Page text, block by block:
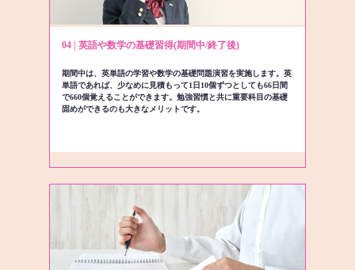
04 | 英語や数学の基礎習得(期間中/終了後)
期間中は、英単語の学習や数学の基礎問題演習を実施します。英
単語であれば、少なめに見積もって1日10個ずつとしても66日間
で660個覚えることができます。勉強習慣と共に重要科目の基礎
固めができるのも大きなメリットです。